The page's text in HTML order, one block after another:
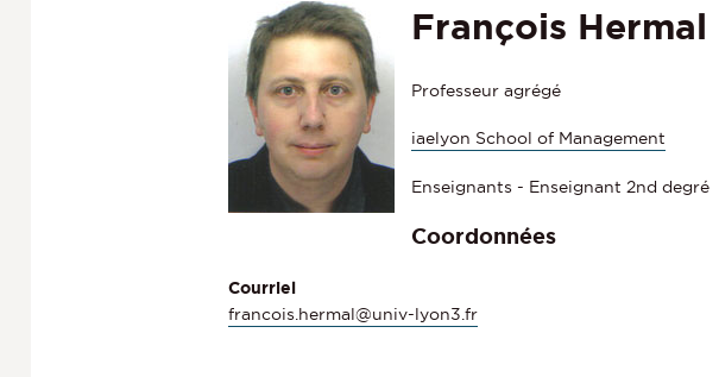
François Hermal
Professeur agrégé
iaelyon School of Management
Enseignants - Enseignant 2nd degré
Coordonnées
Courriel
francois.hermal@univ-lyon3.fr